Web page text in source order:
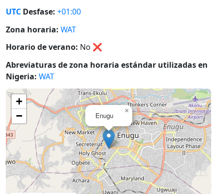
UTC Desfase: +01:00
Zona horaria: WAT
Horario de verano: No ❌
Abreviaturas de zona horaria estándar utilizadas en
Nigeria: WAT
Enugu
×
+
−